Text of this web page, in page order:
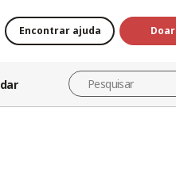
Encontrar ajuda Doar